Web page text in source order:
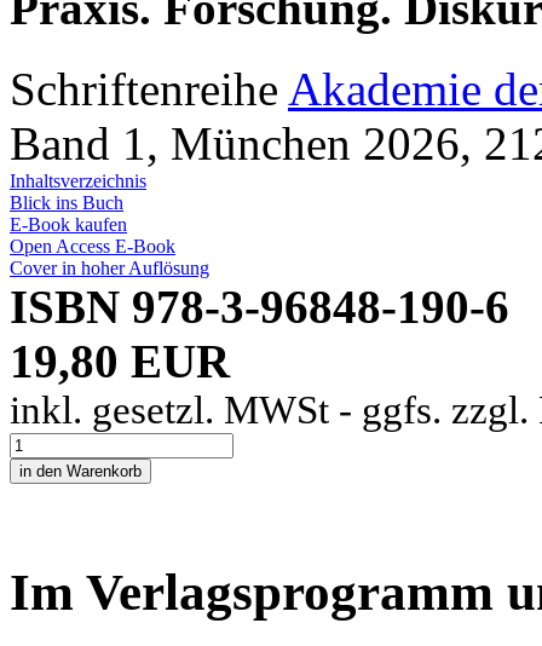
Schriftenreihe Akademie
Band 1, München 2026,
Inhaltsverzeichnis
Blick ins Buch
E-Book kaufen
Open Access E-Book
Cover in hoher Auflösung
ISBN 978-3-96848-190-6
19,80 EUR
inkl. gesetzl. MWSt - ggfs. zzgl.
Im Verlagsprogramm